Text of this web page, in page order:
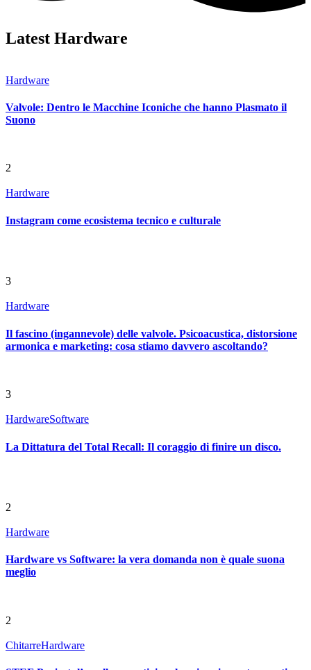
Latest Hardware
Hardware
Valvole: Dentro le Macchine Iconiche che hanno Plasmato il
Suono
2
Hardware
Instagram come ecosistema tecnico e culturale
3
Hardware
Il fascino (ingannevole) delle valvole. Psicoacustica, distorsione
armonica e marketing: cosa stiamo davvero ascoltando?
3
HardwareSoftware
La Dittatura del Total Recall: Il coraggio di finire un disco.
2
Hardware
Hardware vs Software: la vera domanda non è quale suona
meglio
2
ChitarreHardware